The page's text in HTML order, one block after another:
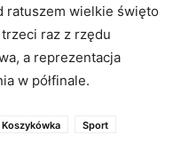
ratuszem wielkie święto
raz z rzędu
a reprezentacja
w półfinale.
Koszykówka
Sport